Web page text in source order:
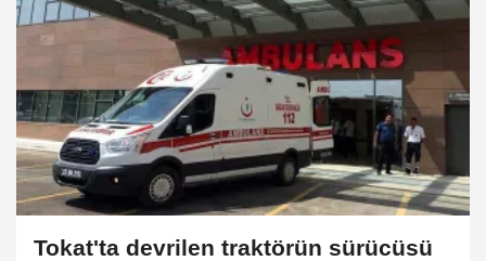
Tokat'ta devrilen traktörün sürücüsü